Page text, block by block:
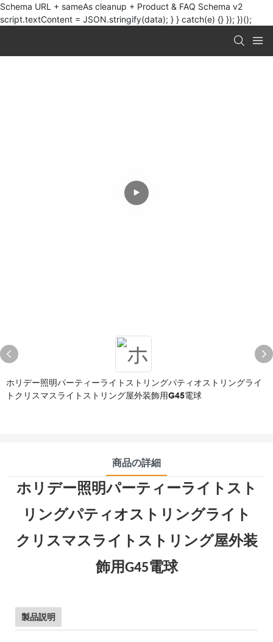
Schema URL + sameAs cleanup + Product & FAQ Schema v2
script.textContent = JSON.stringify(data); } } catch(e) {} }); })();
ホリデー照明パーティーライトストリングパティオストリングライ
トクリスマスライトストリング屋外装飾用G45電球
商品の詳細
ホリデー照明パーティーライトスト
リングパティオストリングライト
クリスマスライトストリング屋外装
飾用G45電球
製品説明